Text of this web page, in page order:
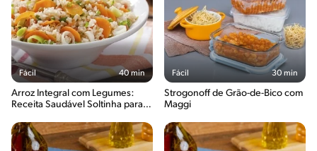
Fácil 40 min
Arroz Integral com Legumes:
Receita Saudável Soltinha para o
Fácil 30 min
Strogonoff de Grão-de-Bico com
Maggi